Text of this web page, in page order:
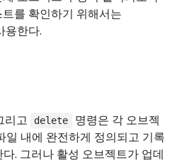
를 확인하기 위해서는
용한다.
리고 delete
명령은 각 오브젝
일 내에 완전하게 정의되고 기록
. 그러나 활성 오브젝트가 업데